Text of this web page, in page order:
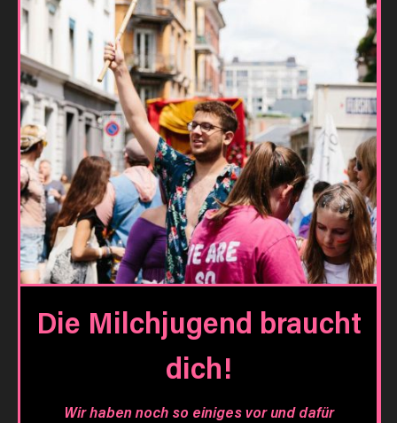
Die Milchjugend braucht
dich!
Wir haben noch so einiges vor und dafür